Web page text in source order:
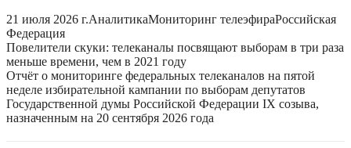
21 июля 2026 г.АналитикаМониторинг телеэфираРоссийская
Федерация
Повелители скуки: телеканалы посвящают выборам в три раза
меньше времени, чем в 2021 году
Отчёт о мониторинге федеральных телеканалов на пятой
неделе избирательной кампании по выборам депутатов
Государственной думы Российской Федерации IX созыва,
назначенным на 20 сентября 2026 года